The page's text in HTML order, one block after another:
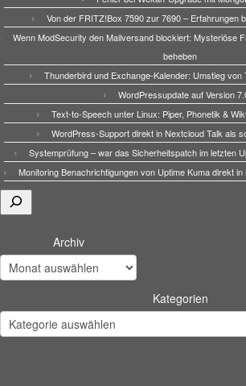
Von der FRITZ!Box 7590 zur 7690 – Erfahrungen
Wenn ModSecurity den Mailversand blockiert: Mysteriöse
beheben
Thunderbird und Exchange-Kalender: Umstieg von
WordPressupdate auf Version
Text-to-Speech unter Linux: Piper, Phonetik &
WordPress-Support direkt in Nextcloud Talk als
Systemprüfung – war das Sicherheitspatch im letzten
Monitoring Benachrichtigungen von Uptime Kuma direkt
Suchen
Archiv
Kategorien